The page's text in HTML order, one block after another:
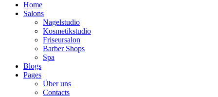
Home
Salons
Nagelstudio
Kosmetikstudio
Friseursalon
Barber Shops
Spa
Blogs
Pages
Über uns
Contacts